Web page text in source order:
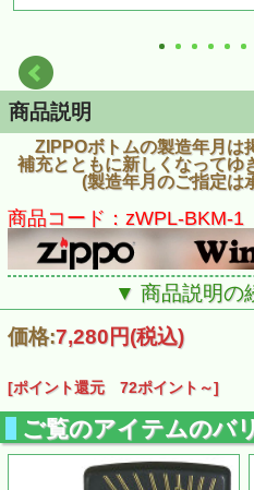
商品説明
ZIPPOボトムの製造年月は
補充とともに新しくなってゆ
(製造年月のご指定は
商品コード：zWPL-BKM-1
▼ 商品説明の
価格:7,280円(税込)
[ポイント還元 72ポイント～]
ご覧のアイテムのバ